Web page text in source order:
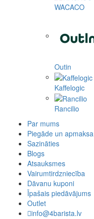
WACACO
Outin
Kaffelogic
Rancilio
Par mums
Piegāde un apmaksa
Sazināties
Blogs
Atsauksmes
Vairumtirdzniecība
Dāvanu kuponi
Īpašais piedāvājums
Outlet
info@4barista.lv